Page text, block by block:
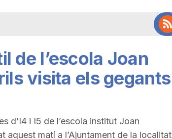
de l’escola Joan
visita els gegants
d’I4 i I5 de l’escola institut Joan
aquest matí a l’Ajuntament de la localitat